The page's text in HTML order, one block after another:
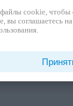
Как связаться
Наши реквизиты
cookie, чтобы
вы соглашаетесь на